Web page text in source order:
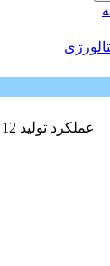
عملکرد تولید 12 ماهه سال 1399 نشان می دهد. تولید 93 درصدی از ورق گرم تولیدی کشور، توسط گروه فولاد مبارکه تولید شده است.